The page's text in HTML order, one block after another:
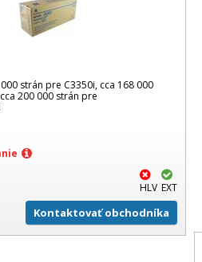
strán pre C3350i, cca 168 000
200 000 strán pre
HLV EXT
Kontaktovať obchodníka